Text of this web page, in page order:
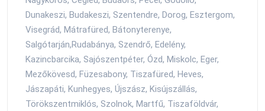
Dunakeszi, Budakeszi, Szentendre, Dorog, Esztergom,
Visegrád, Mátrafüred, Bátonyterenye,
Salgótarján,Rudabánya, Szendrő, Edelény,
Kazincbarcika, Sajószentpéter, Ózd, Miskolc, Eger,
Mezőkövesd, Füzesabony, Tiszafüred, Heves,
Jászapáti, Kunhegyes, Újszász, Kisújszállás,
Törökszentmiklós, Szolnok, Martfű, Tiszaföldvár,